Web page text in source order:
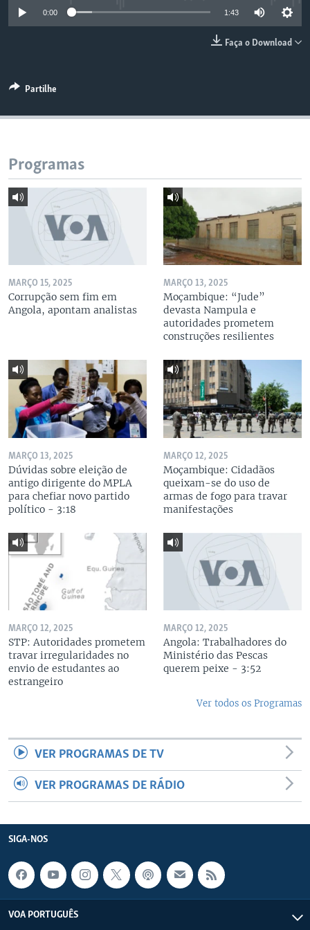
0:00 1:43
Faça o Download
Partilhe
Programas
MARÇO 15, 2025
Corrupção sem fim em
Angola, apontam analistas
MARÇO 13, 2025
Moçambique: “Jude”
devasta Nampula e
autoridades prometem
construções resilientes
MARÇO 13, 2025
Dúvidas sobre eleição de
antigo dirigente do MPLA
para chefiar novo partido
político - 3:18
MARÇO 12, 2025
Moçambique: Cidadãos
queixam-se do uso de
armas de fogo para travar
manifestações
MARÇO 12, 2025
STP: Autoridades prometem
travar irregularidades no
envio de estudantes ao
estrangeiro
MARÇO 12, 2025
Angola: Trabalhadores do
Ministério das Pescas
querem peixe - 3:52
Ver todos os Programas
VER PROGRAMAS DE TV
VER PROGRAMAS DE RÁDIO
SIGA-NOS
VOA PORTUGUÊS